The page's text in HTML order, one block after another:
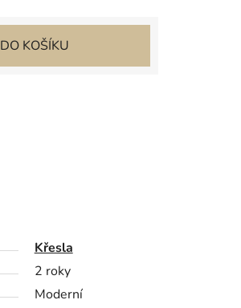
DO KOŠÍKU
Křesla
2 roky
Moderní